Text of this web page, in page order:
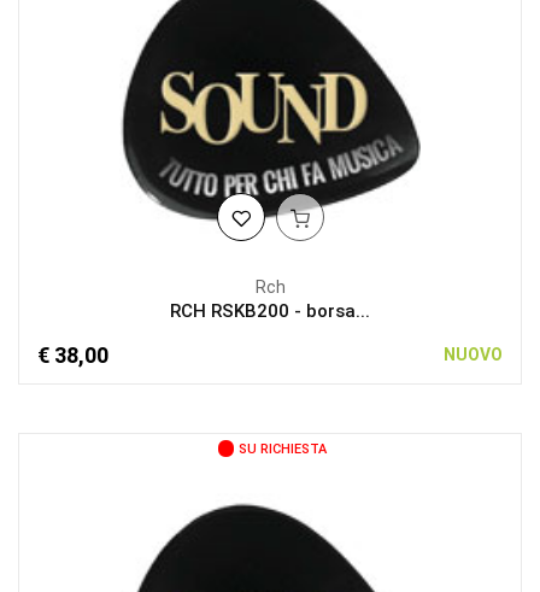
Rch
RCH RSKB200 - borsa...
€ 38,00 NUOVO
SU RICHIESTA